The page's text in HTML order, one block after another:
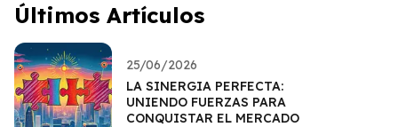
Últimos Artículos
25/06/2026
LA SINERGIA PERFECTA:
UNIENDO FUERZAS PARA
CONQUISTAR EL MERCADO